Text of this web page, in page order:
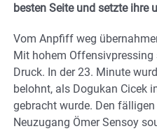
besten Seite und setzte ihre
Vom Anpfiff weg
Mit hohem Offensivpressing
Druck. In der 23. Minute
belohnt, als Dogukan Cicek
gebracht wurde. Den
Neuzugang Ömer Sensoy